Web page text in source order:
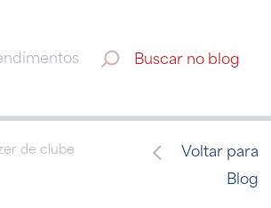
de clube
Voltar para
Blog